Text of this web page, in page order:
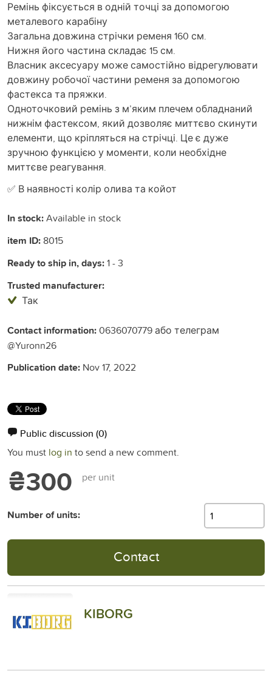
Ремінь фіксується в одній точці за допомогою
металевого карабіну
Загальна довжина стрічки ременя 160 см.
Нижня його частина складає 15 см.
Власник аксесуару може самостійно відрегулювати
довжину робочої частини ременя за допомогою
фастекса та пряжки.
Одноточковий ремінь з м’яким плечем обладнаний
нижнім фастексом, який дозволяє миттєво скинути
елементи, що кріпляться на стрічці. Це є дуже
зручною функцією у моменти, коли необхідне
миттєве реагування.
✅ В наявності колір олива та койот
In stock:Available in stock
item ID: 8015
Ready to ship in, days:1 - 3
Trusted manufacturer:
Так
Contact information:0636070779 або телеграм
@Yuronn26
Publication date: Nov 17, 2022
Public discussion (0)
You must log in to send a new comment.
₴300 per unit
Number of units:
Contact
KIBORG